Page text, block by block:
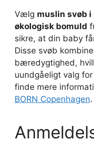
Vælg muslin svøb
økologisk bomuld
sikre, at din baby
Disse svøb
bæredygtighed,
uundgåeligt valg
finde mere
BORN Copenhagen.